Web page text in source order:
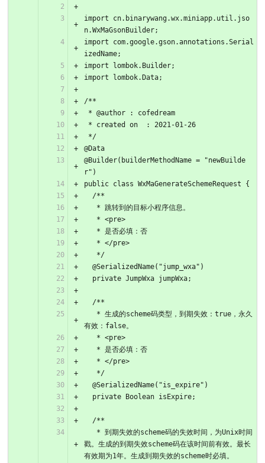
import cn.binarywang.wx.miniapp.util.jso
n.WxMaGsonBuilder;
import com.google.gson.annotations.Serial
izedName;
import lombok.Builder;
import lombok.Data;
/**
* @author : cofedream
* created on  : 2021-01-26
*/
@Data
@Builder(builderMethodName = "newBuilde
r")
public class WxMaGenerateSchemeRequest {
  /**
   * 跳转到的目标小程序信息。
   * <pre>
   * 是否必填：否
   * </pre>
   */
  @SerializedName("jump_wxa")
  private JumpWxa jumpWxa;
  /**
有效：false。
   * <pre>
   * 是否必填：否
   * </pre>
   */
  @SerializedName("is_expire")
  private Boolean isExpire;
  /**
戳。生成的到期失效scheme码在该时间前有效。最长
有效期为1年。生成到期失效的scheme时必填。